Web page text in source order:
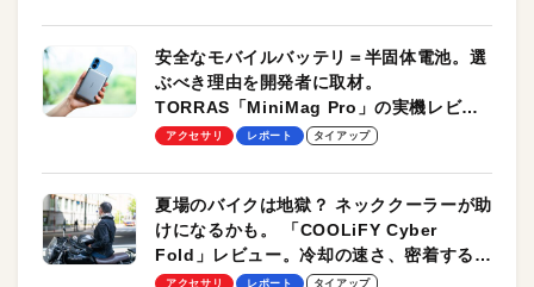
安全なモバイルバッテリ＝半固体電池。選
ぶべき理由を開発者に取材。
TORRAS「MiniMag Pro」の実機レビュ
ーも
アクセサリ レポート タイアップ
夏場のバイクは地獄？ ネッククーラーが助
けになるかも。 「COOLiFY Cyber
Fold」レビュー。冷却の速さ、密着する冷
却プレート、シンプルな操作性がグッド！
アクセサリ レポート タイアップ